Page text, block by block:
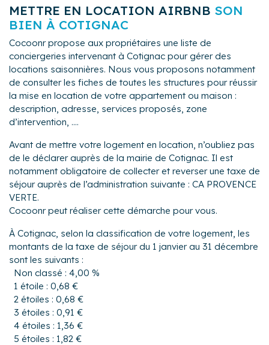
METTRE EN LOCATION AIRBNB SON
BIEN À COTIGNAC
Cocoonr propose aux propriétaires une liste de
conciergeries intervenant à Cotignac pour gérer des
locations saisonnières. Nous vous proposons notamment
de consulter les fiches de toutes les structures pour réussir
la mise en location de votre appartement ou maison :
description, adresse, services proposés, zone
d’intervention, ....
Avant de mettre votre logement en location, n’oubliez pas
de le déclarer auprès de la mairie de Cotignac. Il est
notamment obligatoire de collecter et reverser une taxe de
séjour auprès de l’administration suivante : CA PROVENCE
VERTE.
Cocoonr peut réaliser cette démarche pour vous.
À Cotignac, selon la classification de votre logement, les
montants de la taxe de séjour du 1 janvier au 31 décembre
sont les suivants :
Non classé : 4,00 %
1 étoile : 0,68 €
2 étoiles : 0,68 €
3 étoiles : 0,91 €
4 étoiles : 1,36 €
5 étoiles : 1,82 €